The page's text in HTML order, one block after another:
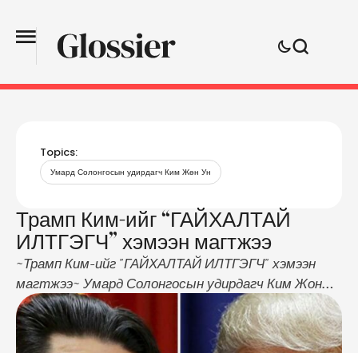
Topics:
Умард Солонгосын удирдагч Ким Жөн Ун
Трамп Ким-ийг “ГАЙХАЛТАЙ
ИЛТГЭГЧ” хэмээн магтжээ
~Трамп Ким-ийг "ГАЙХАЛТАЙ ИЛТГЭГЧ" хэмээн
магтжээ~ Умард Солонгосын удирдагч Ким Жон
Уныг “гайхалтай яриа хэлэлцээ хийдэг” хүн гэж
үзэж байгаагаа АНУ-ын Ерөнхийлөгч Дональд
Трамп илэрхийлжээ. “Хамгийн чухал нь бидний